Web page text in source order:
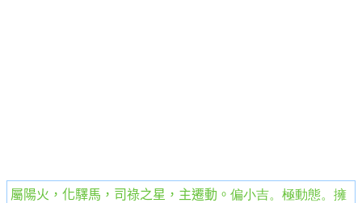
屬陽火，化驛馬，司祿之星，主遷動。 偏小吉。極動態。擁